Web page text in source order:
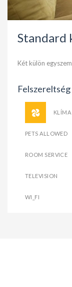
Standard
Két külön
Felszereltség
KLÍMA
PETS ALLOWED
ROOM SERVICE
TELEVISION
WI_FI